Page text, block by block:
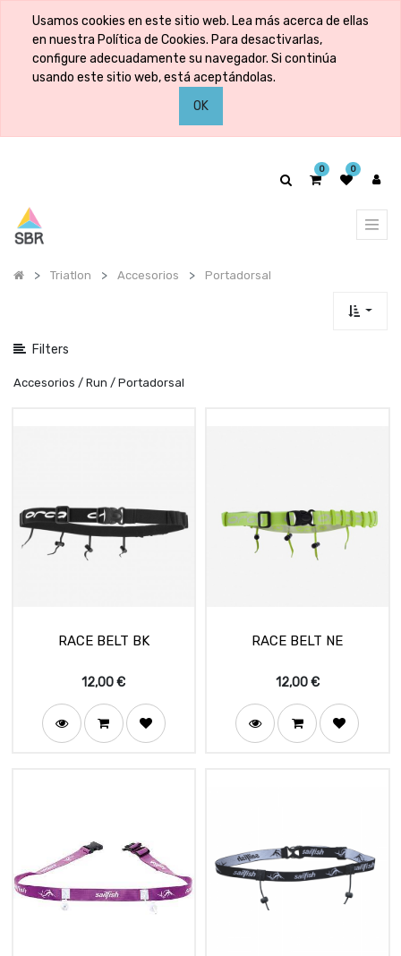
Usamos cookies en este sitio web. Lea más acerca de ellas
en nuestra Política de Cookies. Para desactivarlas,
configure adecuadamente su navegador. Si continúa
usando este sitio web, está aceptándolas.
OK
0 0
Triatlon Accesorios Portadorsal
Filters
Mostrar
categorías
Accesorios / Run / Portadorsal
RACE BELT BK
12,00€
RACE BELT NE
12,00€